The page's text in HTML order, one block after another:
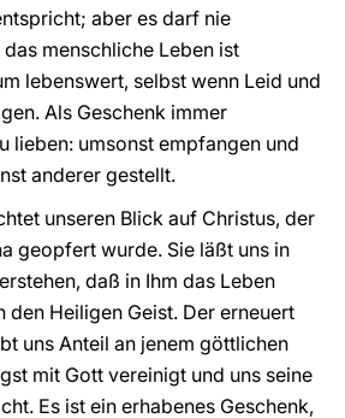
aber es darf nie
menschliche Leben ist
lebenswert, selbst wenn Leid und
Als Geschenk immer
lieben: umsonst empfangen und
anderer gestellt.
unseren Blick auf Christus, der
geopfert wurde. Sie läßt uns in
daß in Ihm das Leben
den Heiligen Geist. Der erneuert
uns Anteil an jenem göttlichen
mit Gott vereinigt und uns seine
Es ist ein erhabenes Geschenk,